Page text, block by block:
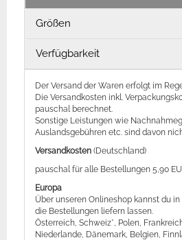
Größen
Verfügbarkeit
Der Versand der Waren erfolgt im
Die Versandkosten inkl.
pauschal berechnet.
Sonstige Leistungen wie
Auslandsgebühren etc. sind davon
Versandkosten (Deutschland)
pauschal für alle Bestellungen 5,90
Europa
Über unseren Onlineshop kannst du
die Bestellungen liefern lassen.
Österreich, Schweiz*, Polen,
Niederlande, Dänemark, Belgien,